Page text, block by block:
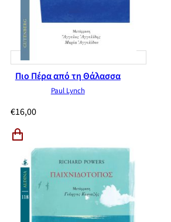
Πιο Πέρα από τη Θάλασσα
Paul Lynch
€16,00